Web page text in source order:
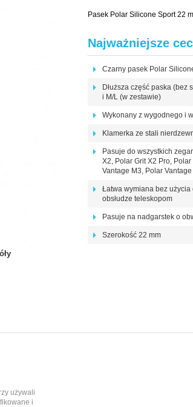
Pasek Polar Silicone Sport 22
Najważniejsze
Czarny pasek Polar
Dłuższa część paska (bez
i M/L (w zestawie)
Wykonany z wygodnego i
Klamerka ze stali
Pasuje do wszystkich
X2, Polar Grit X2 Pro,
Vantage M3, Polar
Łatwa wymiana bez
obsłudze teleskopom
Pasuje na nadgarstek o
Szerokość 22 mm
używali
i